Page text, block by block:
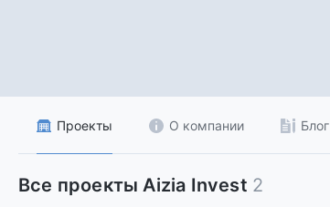
Проекты О компании Блог
Все проекты Aizia Invest 2